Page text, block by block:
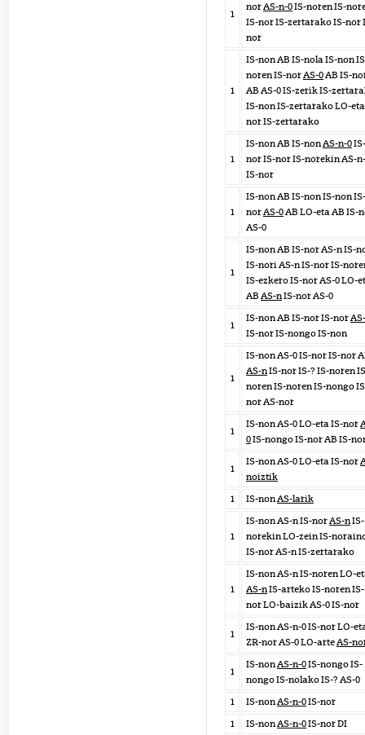
1
norAS-n-0IS-noren IS-
IS-nor IS-zertarako IS-nor
nor
1
IS-non AB IS-nola IS-non
noren IS-norAS-0AB IS-
AB AS-0 IS-zerik IS-
IS-non IS-zertarako LO-
nor IS-zertarako
1
IS-non AB IS-nonAS-n-0IS-
nor IS-nor IS-norekin AS-
IS-nor
1
IS-non AB IS-non IS-non IS-
norAS-0AB LO-eta AB IS-
AS-0
1
IS-non AB IS-nor AS-n IS-
IS-nori AS-n IS-nor IS-
IS-ezkero IS-nor AS-0 LO-
AB AS-nIS-nor AS-0
1
IS-non AB IS-nor IS-nor
IS-nor IS-nongo IS-non
1
IS-non AS-0 IS-nor IS-nor
AS-nIS-nor IS-? IS-noren
noren IS-noren IS-nongo
nor AS-nor
1
IS-non AS-0 LO-eta IS-nor
0IS-nongo IS-nor AB IS-
1
IS-non AS-0 LO-eta IS-nor
noiztik
1
IS-nonAS-larik
1
IS-non AS-n IS-norAS-nIS-
norekin LO-zein IS-
IS-nor AS-n IS-zertarako
1
IS-non AS-n IS-noren LO-
AS-nIS-arteko IS-noren IS-
nor LO-baizik AS-0 IS-nor
1
IS-non AS-n-0 IS-nor LO-
ZR-nor AS-0 LO-arteAS-
1
IS-nonAS-n-0IS-nongo IS-
nongo IS-nolako IS-? AS-0
1
IS-nonAS-n-0IS-nor
1
IS-nonAS-n-0IS-nor DI